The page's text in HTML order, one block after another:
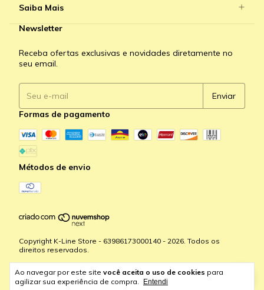
Ao navegar por este site você aceita o uso de cookies para
agilizar sua experiência de compra.
Entendi
Saiba Mais
Newsletter
Receba ofertas exclusivas e novidades diretamente no
seu email.
Formas de pagamento
Métodos de envio
Copyright K-Line Store - 63986173000140 - 2026. Todos os
direitos reservados.